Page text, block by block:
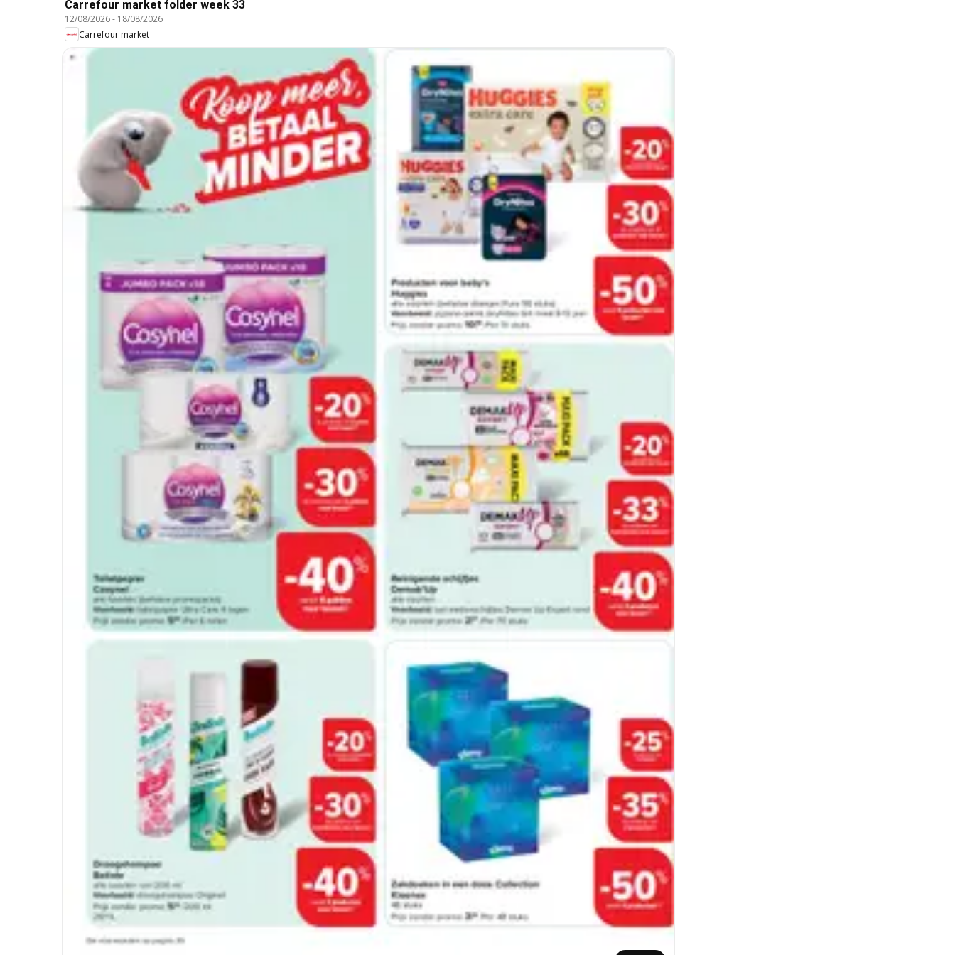
Carrefour market folder week 33
12/08/2026- 18/08/2026
Carrefour market